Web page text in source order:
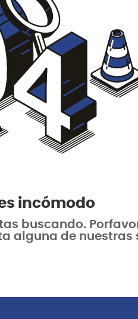
incómodo
buscando.
alguna de nuestras